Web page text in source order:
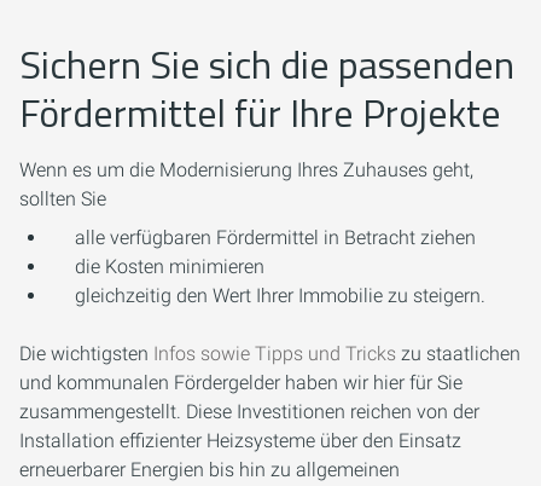
Sichern Sie sich die passenden
Fördermittel für Ihre Projekte
Wenn es um die Modernisierung Ihres Zuhauses geht,
sollten Sie
alle verfügbaren Fördermittel in Betracht ziehen
die Kosten minimieren
gleichzeitig den Wert Ihrer Immobilie zu steigern.
Die wichtigsten Infos sowie Tipps und Tricks zu staatlichen
und kommunalen Fördergelder haben wir hier für Sie
zusammengestellt. Diese Investitionen reichen von der
Installation effizienter Heizsysteme über den Einsatz
erneuerbarer Energien bis hin zu allgemeinen